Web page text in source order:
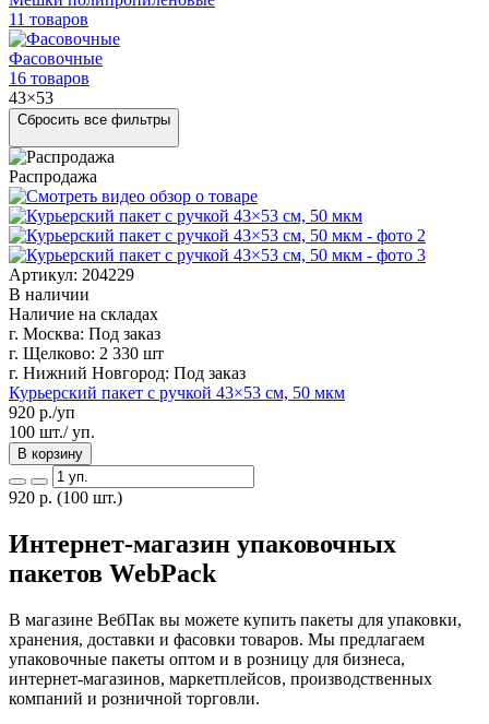
11 товаров
Фасовочные
16 товаров
43×53
Сбросить все фильтры
Распродажа
Артикул: 204229
В наличии
Наличие на складах
г. Москва: Под заказ
г. Щелково: 2 330 шт
г. Нижний Новгород: Под заказ
Курьерский пакет с ручкой 43×53 см, 50 мкм
920 р./уп
100 шт./ уп.
В корзину
920 р. (100 шт.)
Интернет-магазин упаковочных
пакетов WebPack
В магазине ВебПак вы можете купить пакеты для упаковки,
хранения, доставки и фасовки товаров. Мы предлагаем
упаковочные пакеты оптом и в розницу для бизнеса,
интернет-магазинов, маркетплейсов, производственных
компаний и розничной торговли.